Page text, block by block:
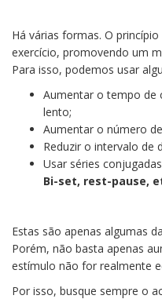
Há várias formas. O
exercício, promovendo um
Para isso, podemos usar
Aumentar o tempo de
lento;
Aumentar o número
Reduzir o intervalo de
Usar séries
Bi-set, rest-pause,
Estas são apenas algumas
Porém, não basta apenas
estímulo não for realmente
Por isso, busque sempre o